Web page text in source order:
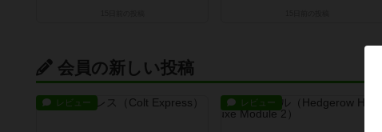
会員の新しい投稿
レビュー レビュー